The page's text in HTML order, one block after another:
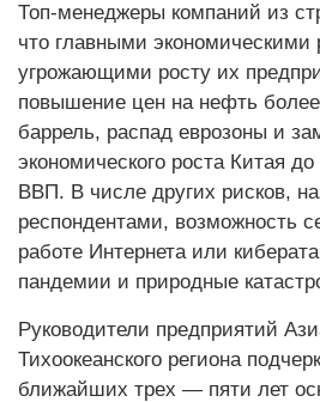
Топ-менеджеры компаний из
что главными экономическими
угрожающими росту их
повышение цен на нефть
баррель, распад еврозоны и
экономического роста Китая
ВВП. В числе других рисков,
респондентами, возможность
работе Интернета или
пандемии и природные
Руководители предприятий
Тихоокеанского региона
ближайших трех — пяти лет